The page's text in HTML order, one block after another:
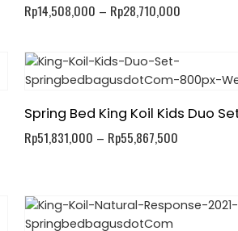
Rp14,508,000 – Rp28,710,000
Spring Bed King Koil Kids Duo
Rp51,831,000 – Rp55,867,500